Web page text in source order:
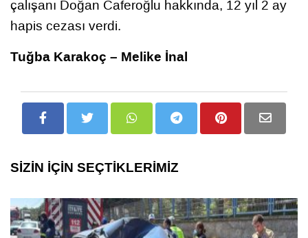
çalışanı Doğan Caferoğlu hakkında, 12 yıl 2 ay
hapis cezası verdi.
Tuğba Karakoç – Melike İnal
SİZİN İÇİN SEÇTİKLERİMİZ